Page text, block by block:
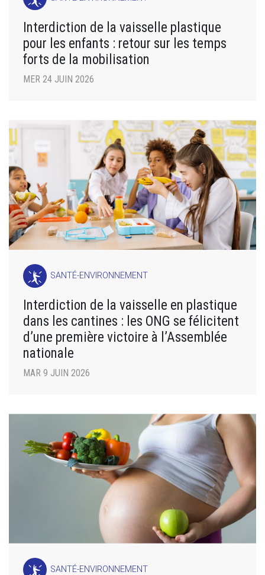
Interdiction de la vaisselle plastique
pour les enfants : retour sur les temps
forts de la mobilisation
MER 24 JUIN 2026
SANTÉ-ENVIRONNEMENT
Interdiction de la vaisselle en plastique
dans les cantines : les ONG se félicitent
d’une première victoire à l’Assemblée
nationale
MAR 9 JUIN 2026
SANTÉ-ENVIRONNEMENT